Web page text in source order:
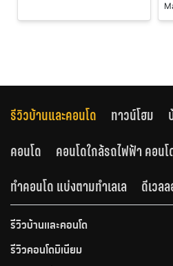
รีวิวบ้านและคอนโด ทาวน์โฮม
คอนโด
คอนโดใกล้รถไฟฟ้า คอน
ทำคอนโด แบ่งตามทำเลเล
ดีเวล
รีวิวบ้านและคอนโด
รีวิวคอนโดมิเนียม